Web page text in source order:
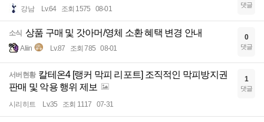
강남 Lv.64 조회 1575 08-01 댓글
소식 상품 구매 및 갓아머/영체 소환 혜택 변경 안내
Aliin Lv.87 조회 785 08-01
0
댓글
서버현황 칼테온4 [랭커 막피 리포트] 조직적인 막피방지권
판매 및 악용 행위 제보
시리히트 Lv.35 조회 1117 07-31
1
댓글